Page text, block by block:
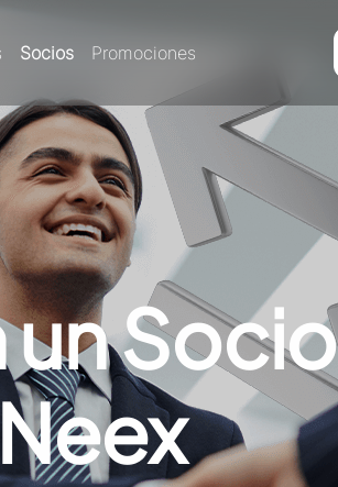
Socios Promociones
Socio